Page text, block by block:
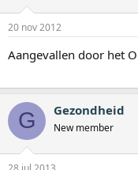
20 nov 2012
Aangevallen door het
G Gezondheid
New member